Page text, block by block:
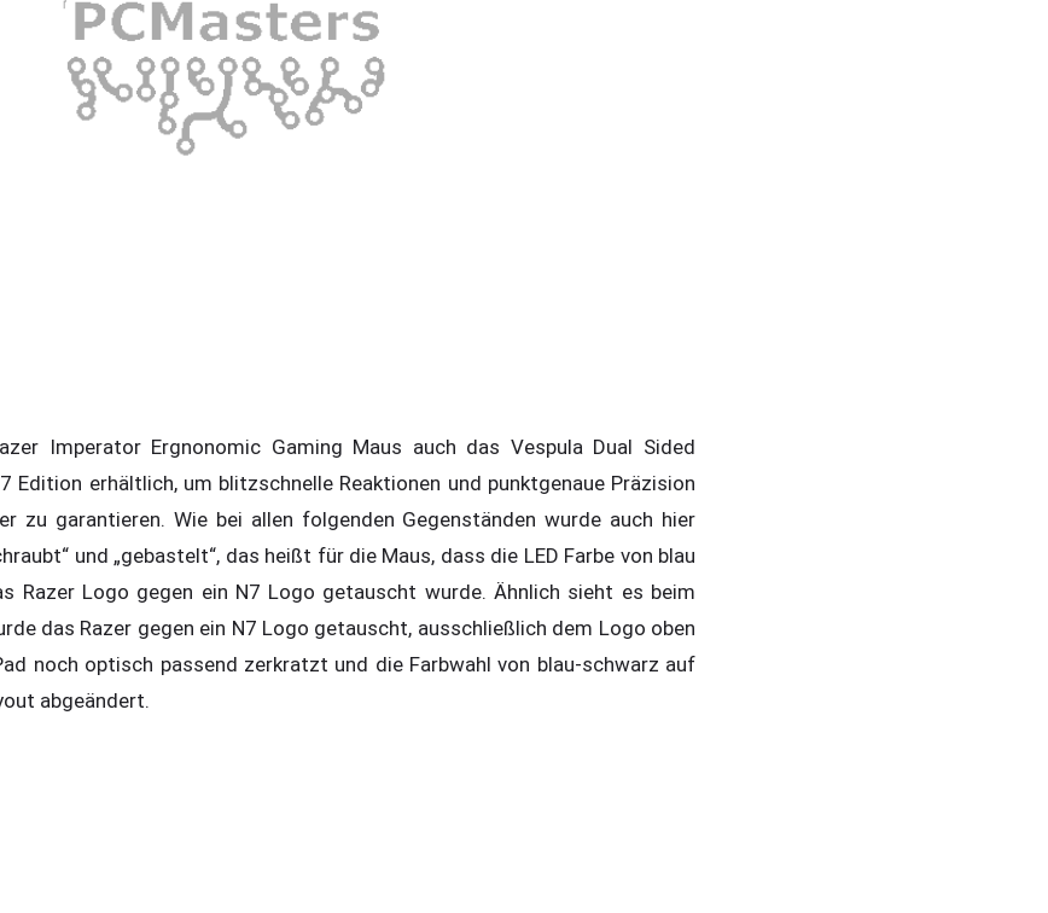
Imperator Ergnonomic Gaming Maus auch das Vespula Dual Sided
Edition erhältlich, um blitzschnelle Reaktionen und punktgenaue Präzision
zu garantieren. Wie bei allen folgenden Gegenständen wurde auch hier
und „gebastelt“, das heißt für die Maus, dass die LED Farbe von blau
Razer Logo gegen ein N7 Logo getauscht wurde. Ähnlich sieht es beim
das Razer gegen ein N7 Logo getauscht, ausschließlich dem Logo oben
noch optisch passend zerkratzt und die Farbwahl von blau-schwarz auf
abgeändert.